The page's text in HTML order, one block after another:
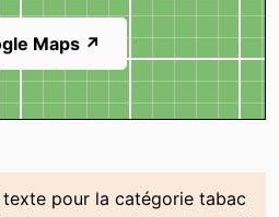
Maps ↗
pour la catégorie tabac